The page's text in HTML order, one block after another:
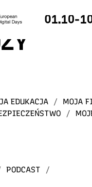
01.10-
EDUKACJA / MOJA
/
PODCAST
/